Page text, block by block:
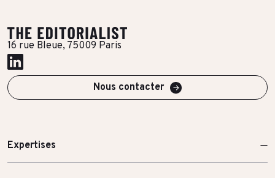
16 rue Bleue, 75009 Paris
Nous contacter
Expertises